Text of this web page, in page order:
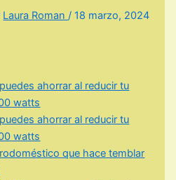
Laura Roman/18 marzo, 2024
ahorrar al reducir tu
watts
ahorrar al reducir tu
watts
que hace temblar